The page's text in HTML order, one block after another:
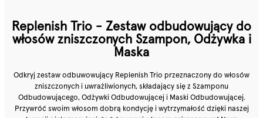
Replenish Trio - Zestaw odbudowujący do
włosów zniszczonych Szampon, Odżywka i
Maska
Odkryj zestaw odbuwowujący Replenish Trio przeznaczony do włosów
zniszczonych i uwrażliwionych, składający się z Szamponu
Odbudowującego, Odżywki Odbudowującej i Maski Odbudowującej.
Przywróć swoim włosom dobrą kondycję i wytrzymałość dzięki naszej